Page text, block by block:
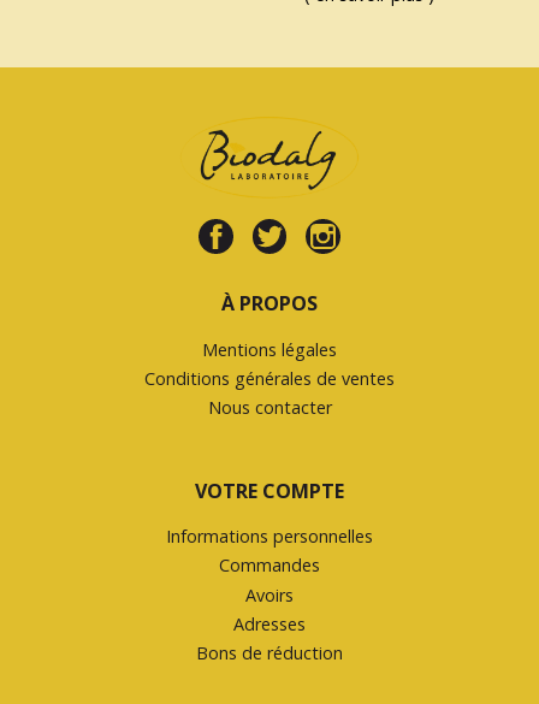
À PROPOS
Mentions légales
Conditions générales de ventes
Nous contacter
VOTRE COMPTE
Informations personnelles
Commandes
Avoirs
Adresses
Bons de réduction